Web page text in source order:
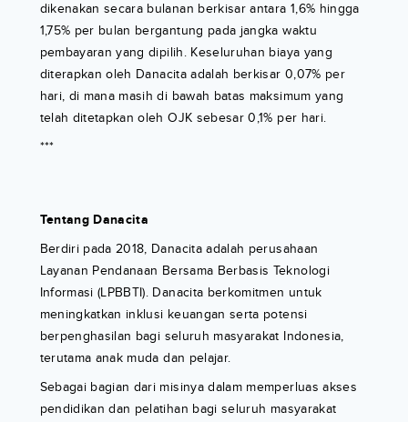
dikenakan secara bulanan berkisar antara 1,6% hingga
1,75% per bulan bergantung pada jangka waktu
pembayaran yang dipilih. Keseluruhan biaya yang
diterapkan oleh Danacita adalah berkisar 0,07% per
hari, di mana masih di bawah batas maksimum yang
telah ditetapkan oleh OJK sebesar 0,1% per hari.
***
Tentang Danacita
Berdiri pada 2018, Danacita adalah perusahaan
Layanan Pendanaan Bersama Berbasis Teknologi
Informasi (LPBBTI). Danacita berkomitmen untuk
meningkatkan inklusi keuangan serta potensi
berpenghasilan bagi seluruh masyarakat Indonesia,
terutama anak muda dan pelajar.
Sebagai bagian dari misinya dalam memperluas akses
pendidikan dan pelatihan bagi seluruh masyarakat